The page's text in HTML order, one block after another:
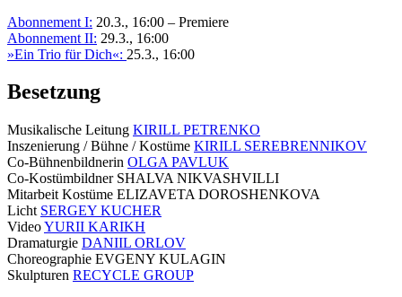
Abonnement I: 20.3., 16:00 – Premiere
Abonnement II: 29.3., 16:00
»Ein Trio für Dich«: 25.3., 16:00
Besetzung
Musikalische Leitung KIRILL PETRENKO
Inszenierung / Bühne / Kostüme KIRILL SEREBRENNIKOV
Co-Bühnenbildnerin OLGA PAVLUK
Co-Kostümbildner SHALVA NIKVASHVILLI
Mitarbeit Kostüme ELIZAVETA DOROSHENKOVA
Licht SERGEY KUCHER
VideoYURII KARIKH
Dramaturgie DANIIL ORLOV
Choreographie EVGENY KULAGIN
Skulpturen RECYCLE GROUP